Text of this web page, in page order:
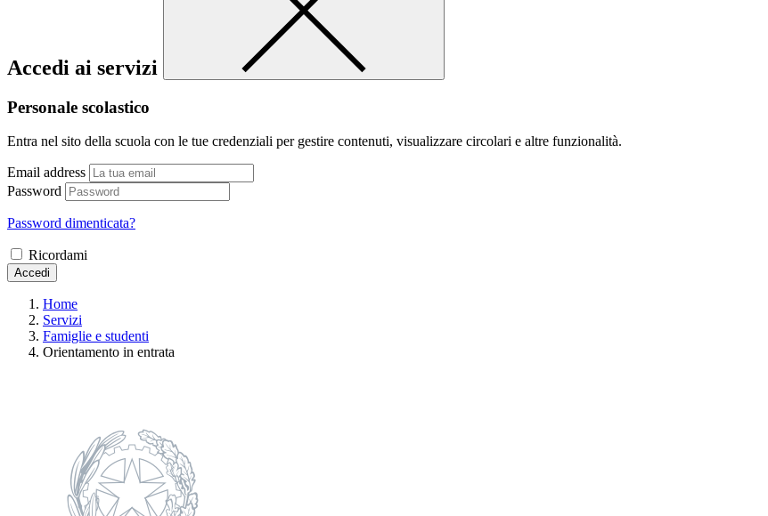
Accedi ai servizi
Personale scolastico
Entra nel sito della scuola con le tue credenziali per gestire contenuti, visualizzare circolari e altre funzionalità.
Email address
Password
Password dimenticata?
Ricordami
Accedi
Home
Servizi
Famiglie e studenti
Orientamento in entrata